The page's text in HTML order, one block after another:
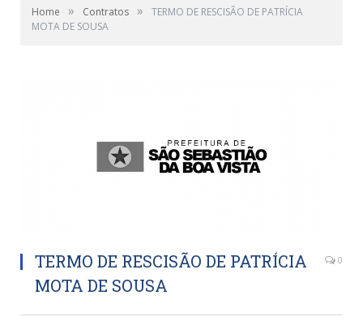
Home » Contratos »
TERMO DE RESCISÃO DE PATRÍCIA
MOTA DE SOUSA
TERMO DE RESCISÃO DE PATRÍCIA
MOTA DE SOUSA
0